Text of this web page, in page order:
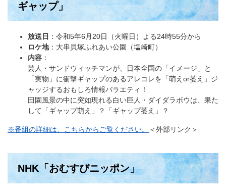
ギャップ」
放送日 ：令和5年6月20日（火曜日）よる24時55分から
ロケ地：大串貝塚ふれあい公園（塩崎町）
内容 ：
芸人・サンドウィッチマンが、日本全国の「イメージ」と
「実物」に衝撃ギャップのあるアレコレを「萌えor萎え」ジ
ャッジするおもしろ情報バラエティ！
田園風景の中に突如現れる白い巨人・ダイダラボウは、果た
して「ギャップ萌え」？「ギャップ萎え」？
※番組の詳細は、こちらからご覧ください。 ＜外部リンク＞
NHK「おむすびニッポン」